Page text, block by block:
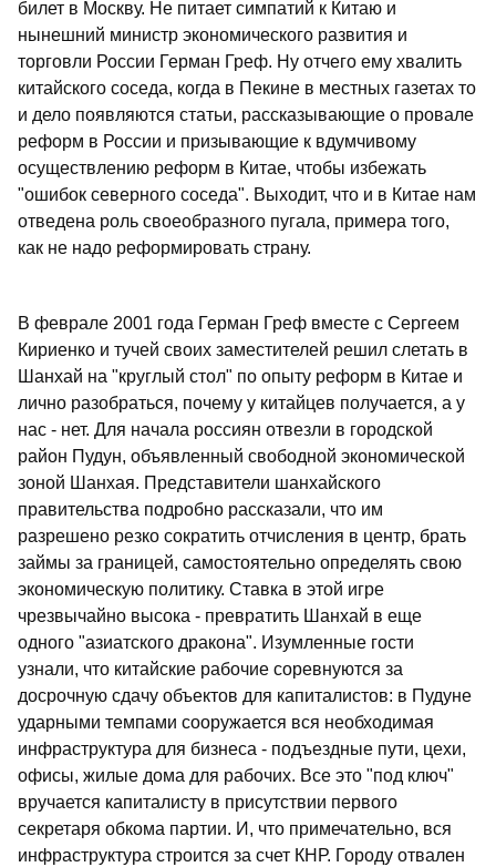
билет в Москву. Не питает симпатий к Китаю и
нынешний министр экономического развития и
торговли России Герман Греф. Ну отчего ему хвалить
китайского соседа, когда в Пекине в местных газетах то
и дело появляются статьи, рассказывающие о провале
реформ в России и призывающие к вдумчивому
осуществлению реформ в Китае, чтобы избежать
"ошибок северного соседа". Выходит, что и в Китае нам
отведена роль своеобразного пугала, примера того,
как не надо реформировать страну.
В феврале 2001 года Герман Греф вместе с Сергеем
Кириенко и тучей своих заместителей решил слетать в
Шанхай на "круглый стол" по опыту реформ в Китае и
лично разобраться, почему у китайцев получается, а у
нас - нет. Для начала россиян отвезли в городской
район Пудун, объявленный свободной экономической
зоной Шанхая. Представители шанхайского
правительства подробно рассказали, что им
разрешено резко сократить отчисления в центр, брать
займы за границей, самостоятельно определять свою
экономическую политику. Ставка в этой игре
чрезвычайно высока - превратить Шанхай в еще
одного "азиатского дракона". Изумленные гости
узнали, что китайские рабочие соревнуются за
досрочную сдачу объектов для капиталистов: в Пудуне
ударными темпами сооружается вся необходимая
инфраструктура для бизнеса - подъездные пути, цехи,
офисы, жилые дома для рабочих. Все это "под ключ"
вручается капиталисту в присутствии первого
секретаря обкома партии. И, что примечательно, вся
инфраструктура строится за счет КНР. Городу отвален